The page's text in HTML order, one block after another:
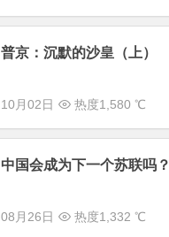
普京：沉默的沙皇（上）
10月02日 热度1,580 ℃
中国会成为下一个苏联吗？
08月26日 热度1,332 ℃